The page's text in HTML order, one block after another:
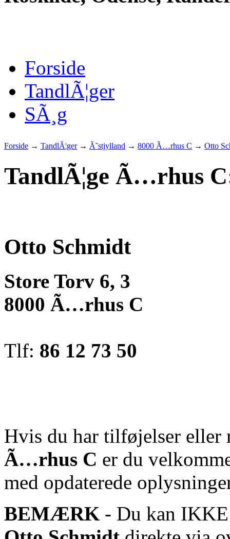
Forside
TandlÃ¦ger
SÃ¸g
Forside → TandlÃ¦ger→ Ã˜stjylland → 8000 Ã…rhus C → Otto
TandlÃ¦ge Ã…rhus
Otto Schmidt
Store Torv 6, 3
8000 Ã…rhus C
Tlf: 86 12 73 50
Hvis du har tilføjelser eller
Ã…rhus C er du
med opdaterede
BEMÆRK - Du kan IKKE